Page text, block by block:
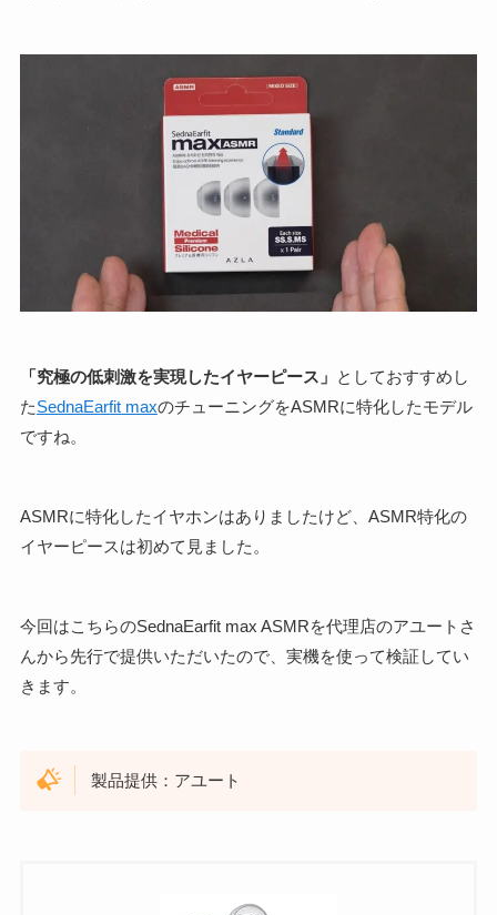
「究極の低刺激を実現したイヤーピース」 としておすすめし
たSednaEarfit maxのチューニングをASMRに特化したモデル
ですね。
ASMRに特化したイヤホンはありましたけど、ASMR特化の
イヤーピースは初めて見ました。
今回はこちらのSednaEarfit max ASMRを代理店のアユートさ
んから先行で提供いただいたので、実機を使って検証してい
きます。
製品提供：アユート